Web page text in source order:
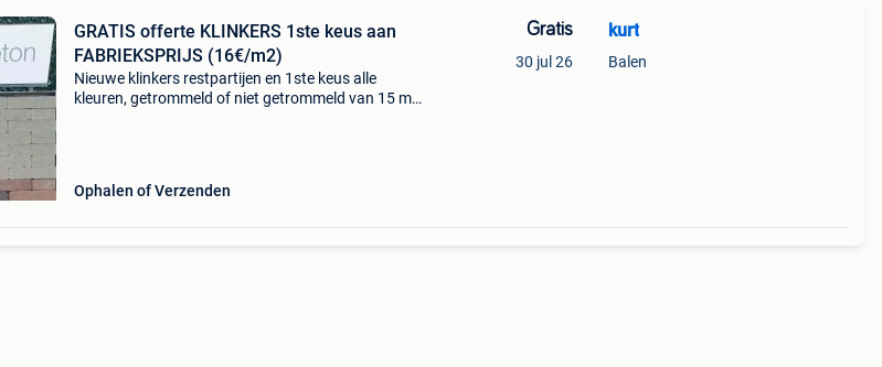
GRATIS offerte KLINKERS 1ste keus aan
FABRIEKSPRIJS (16€/m2)
Nieuwe klinkers restpartijen en 1ste keus alle
kleuren, getrommeld of niet getrommeld van 15 m2
Ophalen of Verzenden
Gratis
30 jul 26
kurt
Balen